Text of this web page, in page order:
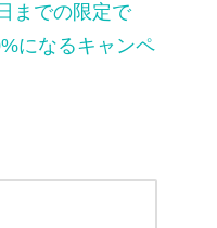
までの限定で
になるキャンペ